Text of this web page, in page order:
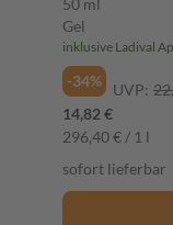
Zellschutz &
Gel
inklusive Ladival
-34% UVP:
14,82 €
296,40 € / 1 l
sofort lieferbar